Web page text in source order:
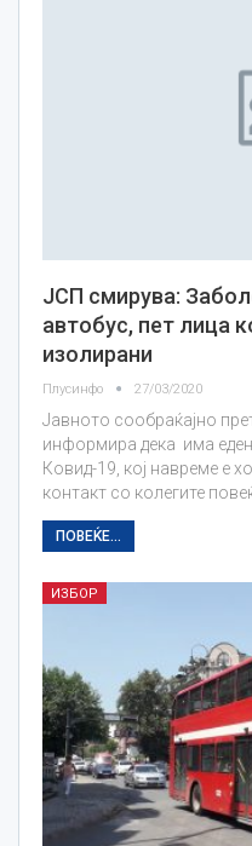
ЈСП смирува:
автобус, пет лица
изолирани
Плусинфо 27/03/2020
Јавното сообраќајно
информира дека има
Ковид-19, кој навреме е
контакт со колегите
ПОВЕЌЕ...
ИЗБОР